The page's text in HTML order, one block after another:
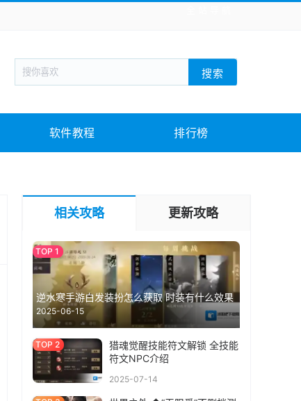
新闻阅读 旅游出行 生活实用
回合网游 战棋游戏 枪战射击
教育教学 游戏娱乐 系统软件 素材下载
搜索
软件教程 排行榜
相关攻略 更新攻略
逆水寒手游白发装扮怎么获取 时装有什么效果
2025-06-15
猎魂觉醒技能符文解锁 全技能
符文NPC介绍
2025-07-14